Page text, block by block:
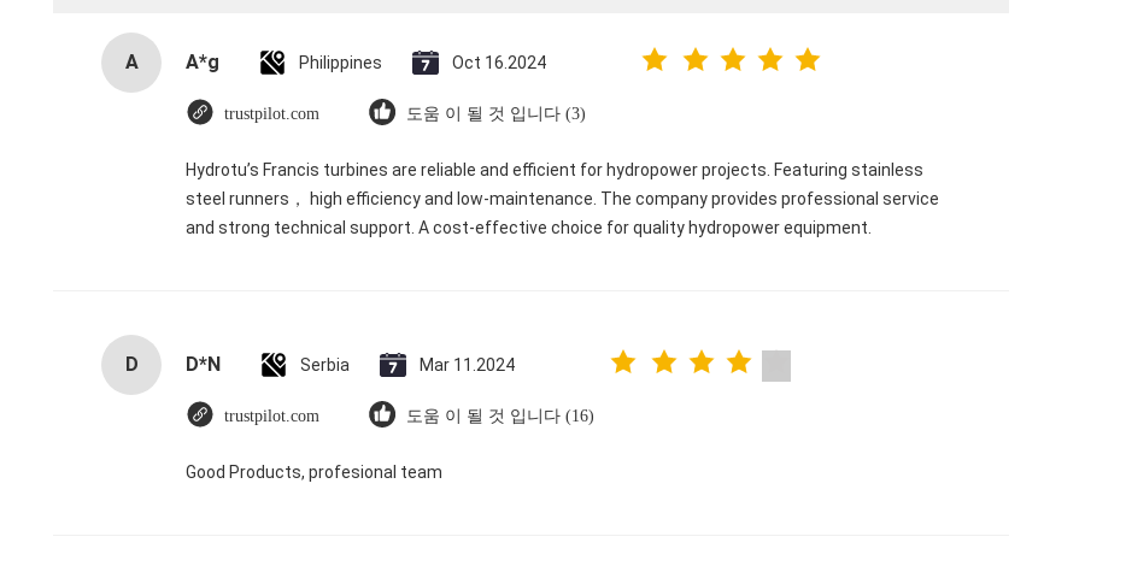
A A*g Philippines Oct 16.2024
trustpilot.com 도움 이 될 것 입니다 (3)
Hydrotu’s Francis turbines are reliable and efficient for hydropower projects. Featuring stainless
steel runners， high efficiency and low-maintenance. The company provides professional service
and strong technical support. A cost-effective choice for quality hydropower equipment.
D D*N Serbia Mar 11.2024
trustpilot.com 도움 이 될 것 입니다 (16)
Good Products, profesional team